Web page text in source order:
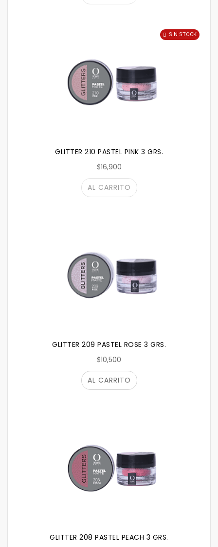
GLITTER 210 PASTEL PINK 3 GRS.
$16,900
AL CARRITO
SIN STOCK
GLITTER 209 PASTEL ROSE 3 GRS.
$10,500
AL CARRITO
GLITTER 208 PASTEL PEACH 3 GRS.